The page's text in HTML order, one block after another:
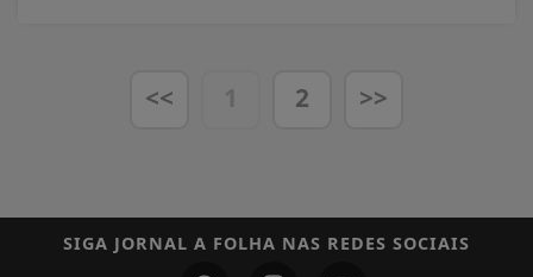
<< 1 2 >>
SIGA JORNAL A FOLHA NAS REDES SOCIAIS